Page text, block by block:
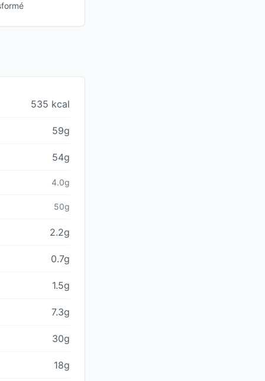
535 kcal
59g
54g
4.0g
50g
2.2g
0.7g
1.5g
7.3g
30g
18g